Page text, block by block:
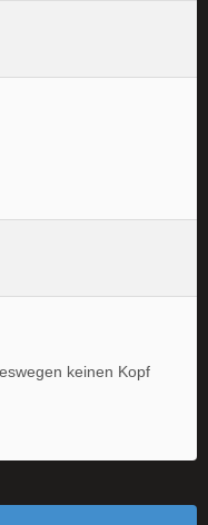
keinen Kopf